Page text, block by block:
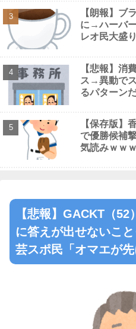
Powered by livedoor 相互RSS
【朗報】ブ
に→ハーバ
レオ民大盛
【悲報】消
ス→異動で
るパターン
【保存版】
で優勝候補
気読みｗｗｗ
【悲報】GACKT（
に答えが出せないこ
芸スポ民「オマエが先